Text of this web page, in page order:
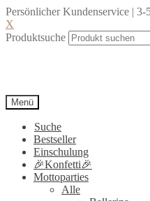
Persönlicher Kundenservice | 3-
X
Produktsuche
Menü
Suche
Bestseller
Einschulung
🎉Konfetti🎉
Mottoparties
Alle